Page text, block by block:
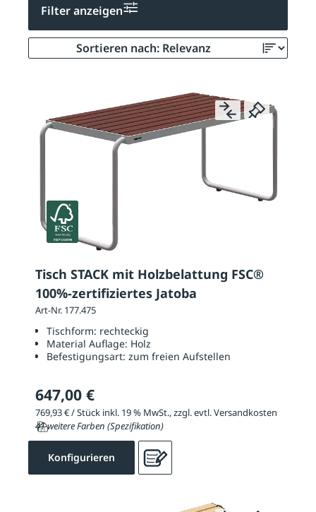
Filter anzeigen
Tisch STACK mit Holzbelattung FSC®
100%-zertifiziertes Jatoba
Art-Nr. 177.475
Tischform: rechteckig
Material Auflage: Holz
Befestigungsart: zum freien Aufstellen
647,00 €
769,93 € / Stück inkl. 19 % MwSt., zzgl. evtl. Versandkosten
41 weitere Farben (Spezifikation)
Konfigurieren